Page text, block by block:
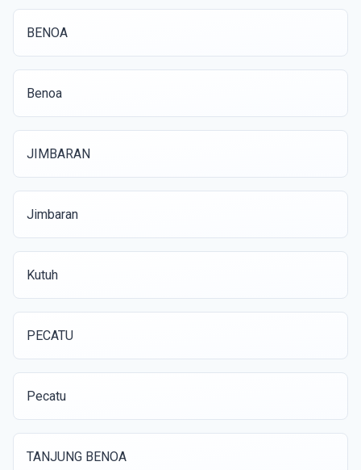
BENOA
Benoa
JIMBARAN
Jimbaran
Kutuh
PECATU
Pecatu
TANJUNG BENOA